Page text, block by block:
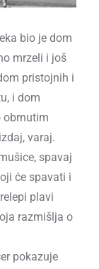
bio je dom
mrzeli i još
pristojnih i
i dom
obrnutim
varaj.
spavaj
će spavati i
plavi
razmišlja o
pokazuje